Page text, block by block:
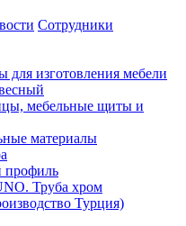
Сотрудники
для изготовления мебели
мебельные щиты и
материалы
профиль
Труба хром
Турция)